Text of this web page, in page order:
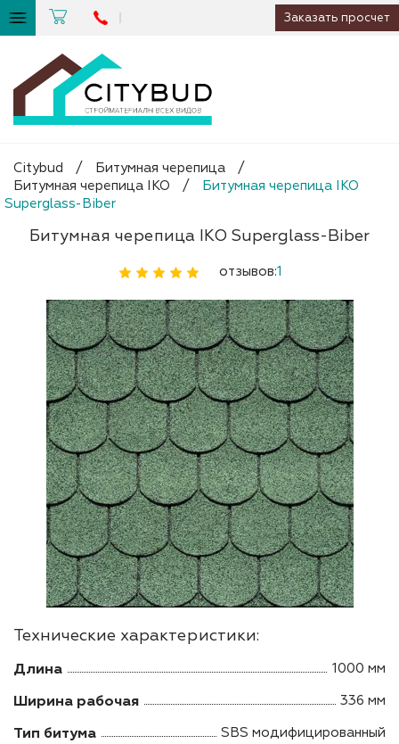
Заказать просчет
Citybud / Битумная черепица
/
Битумная черепица IKO
/
Битумная черепица IKO
Superglass-Biber
Битумная черепица IKO Superglass-Biber
отзывов:1
Технические характеристики:
Длина 1000 мм
Ширина рабочая 336 мм
Тип битума SBS модифицированный